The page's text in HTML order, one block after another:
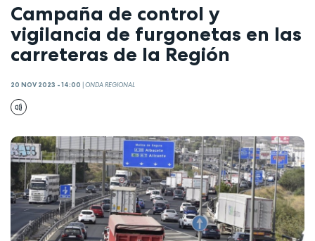
Campaña de control y
vigilancia de furgonetas en las
carreteras de la Región
20 NOV 2023 - 14:00 |ONDA REGIONAL